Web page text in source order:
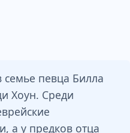
семье певца Билла
Хоун. Среди
а у предков отца